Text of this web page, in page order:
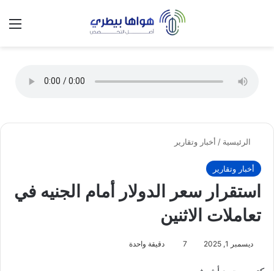
الوضع
الرئيسية / أخبار وتقارير
أخبار وتقارير
استقرار سعر الدولار أمام الجنيه في
تعاملات الاثنين
ديسمبر 1, 2025 7 دقيقة واحدة